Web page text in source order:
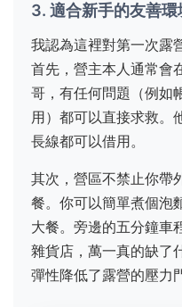
3. 適合新手的友善環
我認為這裡對第一次露
首先，營主本人通常會
哥，有任何問題（例如
用）都可以直接求救。
長線都可以借用。
其次，營區不禁止你帶
餐。你可以簡單煮個泡
大餐。旁邊的五分鐘車
雜貨店，萬一真的缺了
彈性降低了露營的壓力